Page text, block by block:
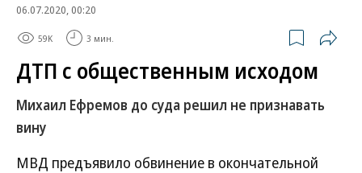
06.07.2020, 00:20
59K 3 мин.
ДТП с общественным исходом
Михаил Ефремов до суда решил не признавать
вину
МВД предъявило обвинение в окончательной